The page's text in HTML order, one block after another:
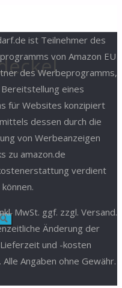
Suche
ist Teilnehmer des
von Amazon EU
des Werbeprogramms,
eines
für Websites konzipiert
dessen durch die
von Werbeanzeigen
zu amazon.de
verdient
MwSt. ggf. zzgl. Versand.
Änderung der
und -kosten
Alle Angaben ohne Gewähr.